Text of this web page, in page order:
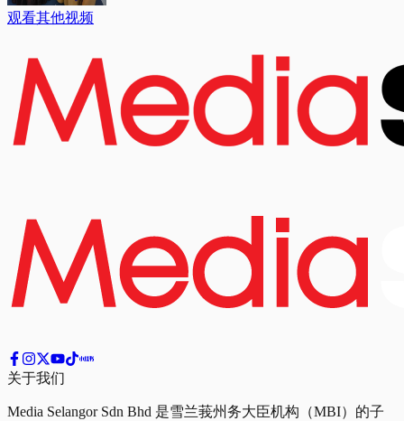
观看其他视频
关于我们
Media Selangor Sdn Bhd 是雪兰莪州务大臣机构（MBI）的子